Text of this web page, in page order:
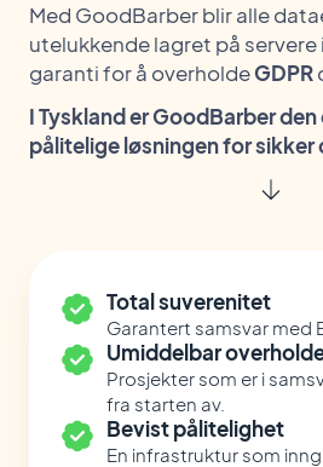
Med GoodBarber blir alle
utelukkende lagret på servere
garanti for å overholdeGDPR
I Tyskland er GoodBarber
pålitelige løsningen for
Total suverenitet
Garantert samsvar med
Umiddelbar
Prosjekter som er i
fra starten av.
Bevist pålitelighet
En infrastruktur som